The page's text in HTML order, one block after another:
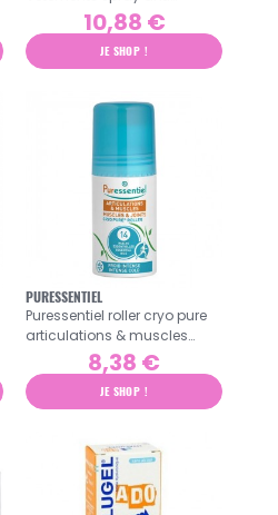
moustiques 100ml
10,88 €
JE SHOP !
PURESSENTIEL
Puressentiel roller cryo pure
articulations & muscles
8,38 €
JE SHOP !